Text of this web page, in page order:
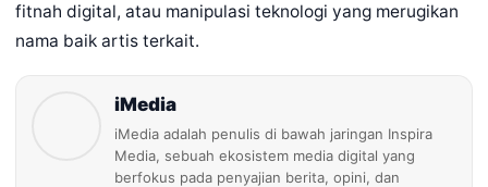
fitnah digital, atau manipulasi teknologi yang merugikan
nama baik artis terkait.
iMedia
iMedia adalah penulis di bawah jaringan Inspira
Media, sebuah ekosistem media digital yang
berfokus pada penyajian berita, opini, dan